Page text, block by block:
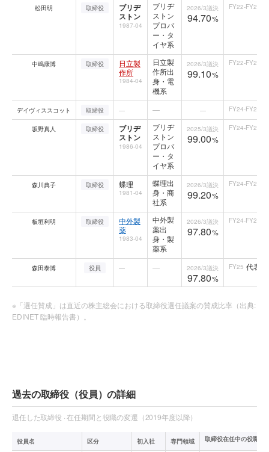
松田明 取締役
ブリヂ
ストン
1987-04
ブリヂ
ストン
プロパ
ー・タ
イヤ系
2026/3議決
94.70%
FY22-FY25
中嶋康博 取締役
日立製
作所
1984-04
日立製
作所出
身・電
機系
2026/3議決
99.10%
FY22-FY25
デイヴィススコット 取締役 — — — FY24-FY25
坂野真人 取締役
ブリヂ
ストン
1986-04
ブリヂ
ストン
プロパ
ー・タ
イヤ系
2025/3議決
99.00%
FY24-FY25
森川典子 取締役 蝶理
1981-04
蝶理出
身・商
社系
2026/3議決
99.20%
FY24-FY25
板垣利明 取締役
中外製
薬
1983-04
中外製
薬出
身・製
薬系
2026/3議決
97.80%
FY24-FY25
森田泰博 役員 — — 2026/3議決
97.80%
FY25 代表
※「選任賛成」は直近の株主総会における取締役選任議案の賛成比率（出典:
EDINET 臨時報告書）。
過去の取締役（役員）の詳細
退任した取締役 · 在任期間と役職の変遷（2019年度以降）
役員名 区分 初入社 専門領域 取締役在任中の役職変